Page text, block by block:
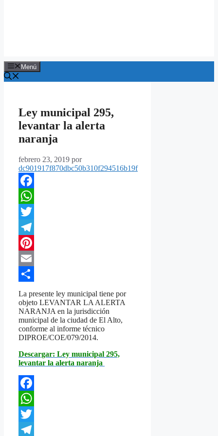
Menú
Ley municipal 295,
levantar la alerta
naranja
febrero 23, 2019 por
dc901917f870dbc50b310f294516b19f
Facebook
WhatsApp
Twitter
Telegram
Pinterest
Email
Compartir
La presente ley municipal tiene por
objeto LEVANTAR LA ALERTA
NARANJA en la jurisdicción
municipal de la ciudad de El Alto,
conforme al informe técnico
DIPROE/COE/079/2014.
Descargar: Ley municipal 295,
levantar la alerta naranja
Facebook
WhatsApp
Twitter